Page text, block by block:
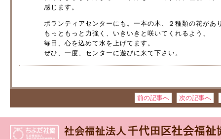
感じます。
ボランティアセンターにも。一本の木、２種類の花があ
もっともっと力強く、いきいきと咲いてくれるよう、
毎日、心を込めて水を上げてます。
ぜひ、一度、センターに遊びに来て下さい。
前の記事へ 次の記事へ